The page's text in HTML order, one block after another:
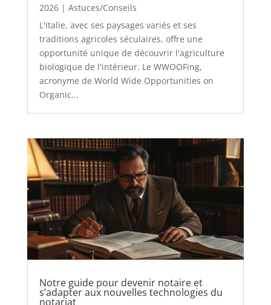
2026| Astuces/Conseils
L'Italie, avec ses paysages variés et ses
traditions agricoles séculaires, offre une
opportunité unique de découvrir l'agriculture
biologique de l'intérieur. Le WWOOFing,
acronyme de World Wide Opportunities on
Organic...
Notre guide pour devenir notaire et
s’adapter aux nouvelles technologies du
notariat